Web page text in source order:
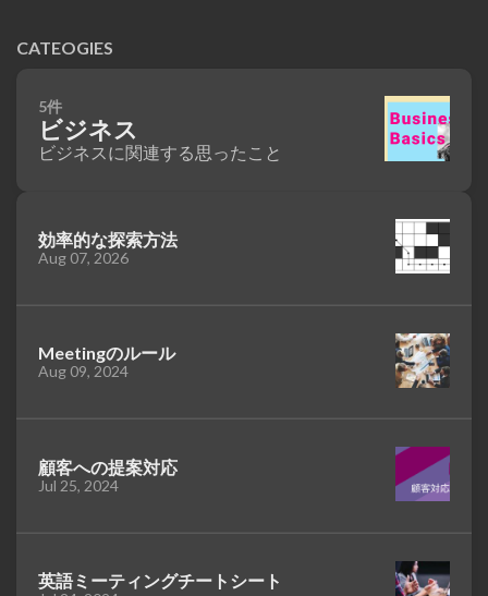
CATEOGIES
5件
ビジネス
ビジネスに関連する思ったこと
効率的な探索方法
Aug 07, 2026
Meetingのルール
Aug 09, 2024
顧客への提案対応
Jul 25, 2024
英語ミーティングチートシート